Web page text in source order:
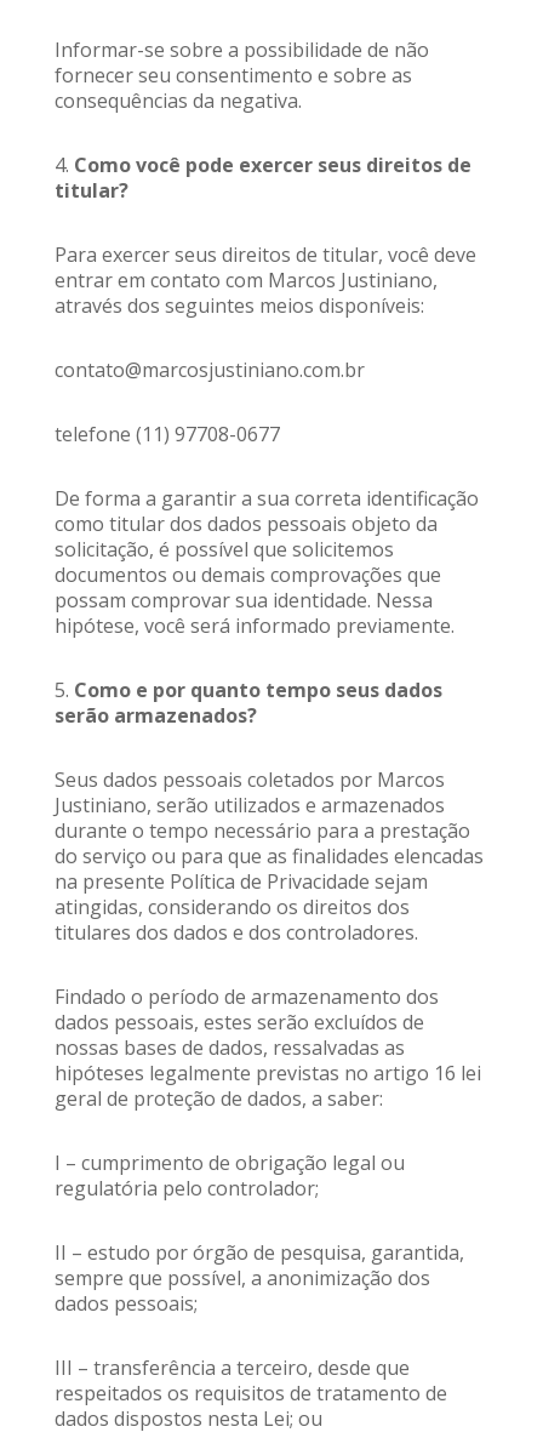
Informar-se sobre a possibilidade de não
fornecer seu consentimento e sobre as
consequências da negativa.
4. Como você pode exercer seus direitos de
titular?
Para exercer seus direitos de titular, você deve
entrar em contato com Marcos Justiniano,
através dos seguintes meios disponíveis:
contato@marcosjustiniano.com.br
telefone (11) 97708-0677
De forma a garantir a sua correta identificação
como titular dos dados pessoais objeto da
solicitação, é possível que solicitemos
documentos ou demais comprovações que
possam comprovar sua identidade. Nessa
hipótese, você será informado previamente.
5. Como e por quanto tempo seus dados
serão armazenados?
Seus dados pessoais coletados por Marcos
Justiniano, serão utilizados e armazenados
durante o tempo necessário para a prestação
do serviço ou para que as finalidades elencadas
na presente Política de Privacidade sejam
atingidas, considerando os direitos dos
titulares dos dados e dos controladores.
Findado o período de armazenamento dos
dados pessoais, estes serão excluídos de
nossas bases de dados, ressalvadas as
hipóteses legalmente previstas no artigo 16 lei
geral de proteção de dados, a saber:
I – cumprimento de obrigação legal ou
regulatória pelo controlador;
II – estudo por órgão de pesquisa, garantida,
sempre que possível, a anonimização dos
dados pessoais;
III – transferência a terceiro, desde que
respeitados os requisitos de tratamento de
dados dispostos nesta Lei; ou